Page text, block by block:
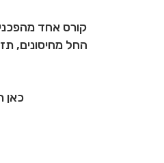
קורס אחד מהפכני - 9 מנחים מובילים - 360 מעלות של בריאות וגישה טבעית (ואחראית)
החל מחיסונים,
כאן